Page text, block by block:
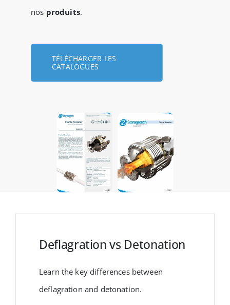
nos produits.
TÉLÉCHARGER LES
CATALOGUES
Deflagration vs Detonation
Learn the key differences between
deflagration and detonation.